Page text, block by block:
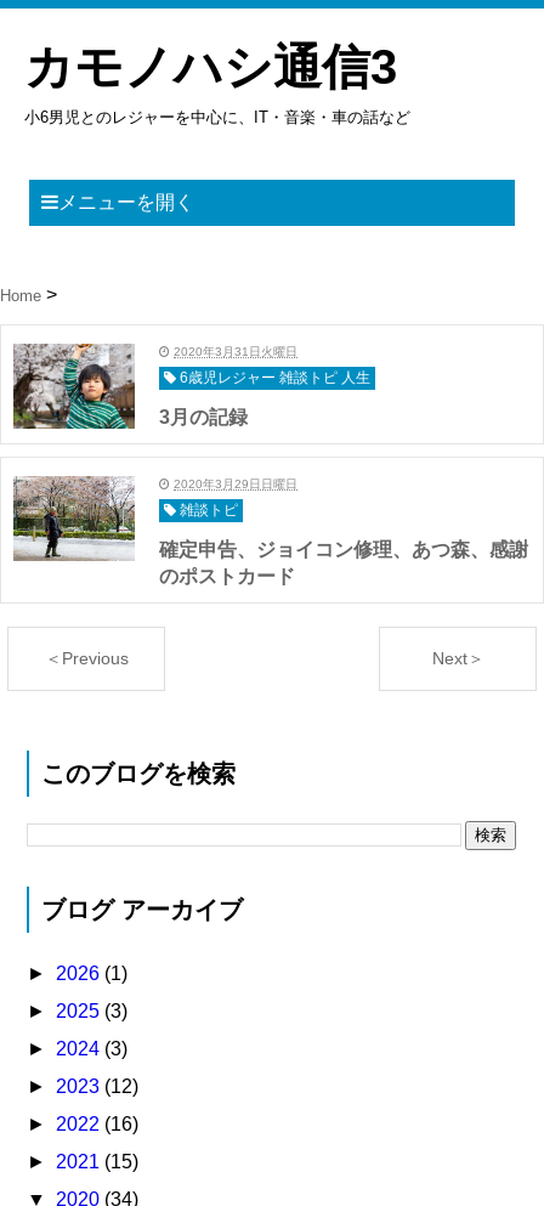
カモノハシ通信3
小6男児とのレジャーを中心に、IT・音楽・車の話など
メニューを開く
Home
2020年3月31日火曜日
6歳児レジャー 雑談トピ 人生
3月の記録
2020年3月29日日曜日
雑談トピ
確定申告、ジョイコン修理、あつ森、感謝
のポストカード
＜Previous Next＞
このブログを検索
ブログ アーカイブ
► 2026 (1)
► 2025 (3)
► 2024 (3)
► 2023 (12)
► 2022 (16)
► 2021 (15)
▼ 2020 (34)